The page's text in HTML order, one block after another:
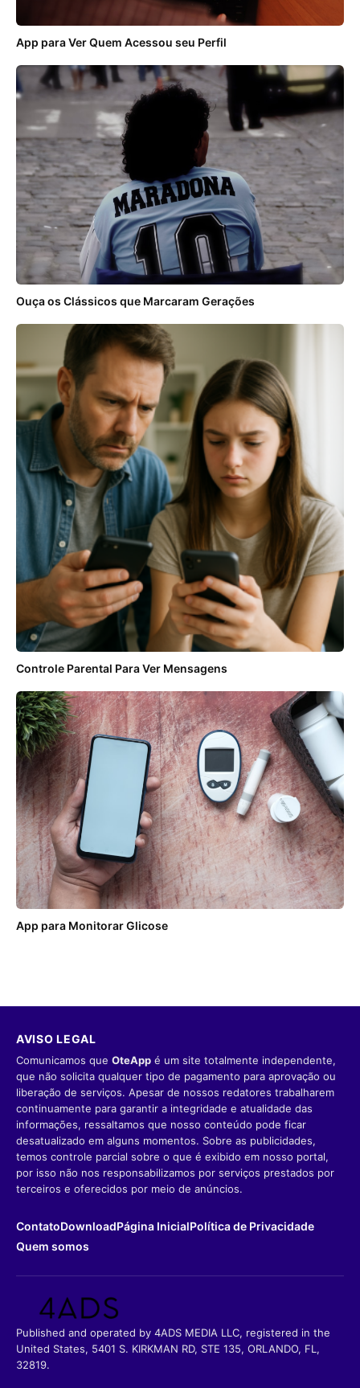
App para Ver Quem Acessou seu Perfil
Ouça os Clássicos que Marcaram Gerações
Controle Parental Para Ver Mensagens
App para Monitorar Glicose
AVISO LEGAL
Comunicamos que OteApp é um site totalmente independente,
que não solicita qualquer tipo de pagamento para aprovação ou
liberação de serviços. Apesar de nossos redatores trabalharem
continuamente para garantir a integridade e atualidade das
informações, ressaltamos que nosso conteúdo pode ficar
desatualizado em alguns momentos. Sobre as publicidades,
temos controle parcial sobre o que é exibido em nosso portal,
por isso não nos responsabilizamos por serviços prestados por
terceiros e oferecidos por meio de anúncios.
ContatoDownloadPágina InicialPolítica de Privacidade
Quem somos
Published and operated by 4ADS MEDIA LLC, registered in the
United States, 5401 S. KIRKMAN RD, STE 135, ORLANDO, FL,
32819.